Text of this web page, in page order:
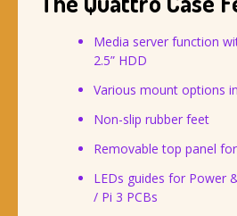
Media server function
2.5” HDD
Various mount options
Non-slip rubber feet
Removable top panel
LEDs guides for Power
/ Pi 3 PCBs